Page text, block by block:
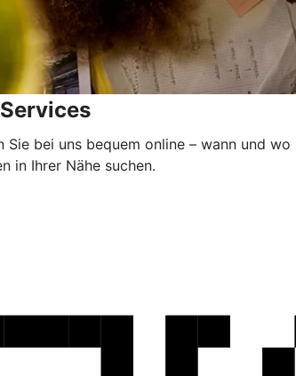
Sie bei uns bequem online – wann und
in Ihrer Nähe suchen.